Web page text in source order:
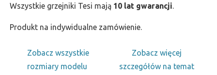
Wszystkie grzejniki Tesi mają 10 lat gwarancji.
Produkt na indywidualne zamówienie.
Zobacz wszystkie
rozmiary modelu
Zobacz więcej
szczegółów na temat